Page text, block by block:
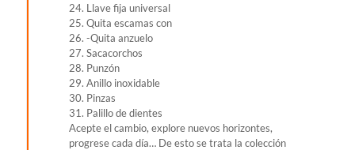
24. Llave fija universal
25. Quita escamas con
26. -Quita anzuelo
27. Sacacorchos
28. Punzón
29. Anillo inoxidable
30. Pinzas
31. Palillo de dientes
Acepte el cambio, explore nuevos horizontes,
progrese cada día… De esto se trata la colección